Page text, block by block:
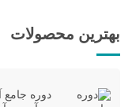
بهترین محصولات
دوره